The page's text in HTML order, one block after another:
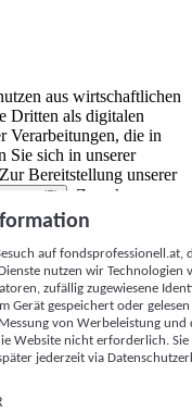
aus wirtschaftlichen
Dritten als digitalen
Verarbeitungen, die in
Sie sich in unserer
Zur Bereitstellung unserer
(5)
. Zwecke:
von Werbeleistung
Kennungen (z. B. login-
mit anderen
usw.) auf
werden, um es
oder einer Webseite
der hier aufgeführten
auf
nutzen wir Technologien
zufällig zugewiesene
Gerät gespeichert oder
von Werbeleistung
Website nicht erforderlich.
jederzeit via